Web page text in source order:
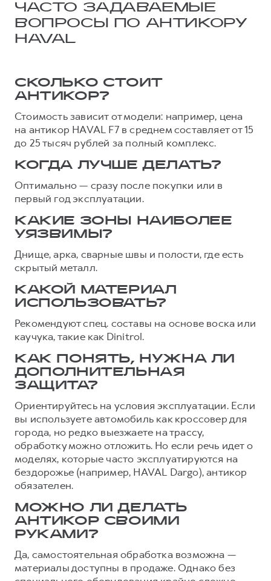
ЧАСТО ЗАДАВАЕМЫЕ
ВОПРОСЫ ПО АНТИКОРУ
HAVAL
СКОЛЬКО СТОИТ
АНТИКОР?
Стоимость зависит от модели: например, цена
на антикор HAVAL F7 в среднем составляет от 15
до 25 тысяч рублей за полный комплекс.
КОГДА ЛУЧШЕ ДЕЛАТЬ?
Оптимально — сразу после покупки или в
первый год эксплуатации.
КАКИЕ ЗОНЫ НАИБОЛЕЕ
УЯЗВИМЫ?
Днище, арка, сварные швы и полости, где есть
скрытый металл.
КАКОЙ МАТЕРИАЛ
ИСПОЛЬЗОВАТЬ?
Рекомендуют спец. составы на основе воска или
каучука, такие как Dinitrol.
КАК ПОНЯТЬ, НУЖНА ЛИ
ДОПОЛНИТЕЛЬНАЯ
ЗАЩИТА?
Ориентируйтесь на условия эксплуатации. Если
вы используете автомобиль как кроссовер для
города, но редко выезжаете на трассу,
обработку можно отложить. Но если речь идет о
моделях, которые часто эксплуатируются на
бездорожье (например, HAVAL Dargo), антикор
обязателен.
МОЖНО ЛИ ДЕЛАТЬ
АНТИКОР СВОИМИ
РУКАМИ?
Да, самостоятельная обработка возможна —
материалы доступны в продаже. Однако без